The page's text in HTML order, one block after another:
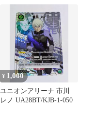
¥ 1,000
ユニオンアリーナ 市川
レノ UA28BT/KJB-1-050